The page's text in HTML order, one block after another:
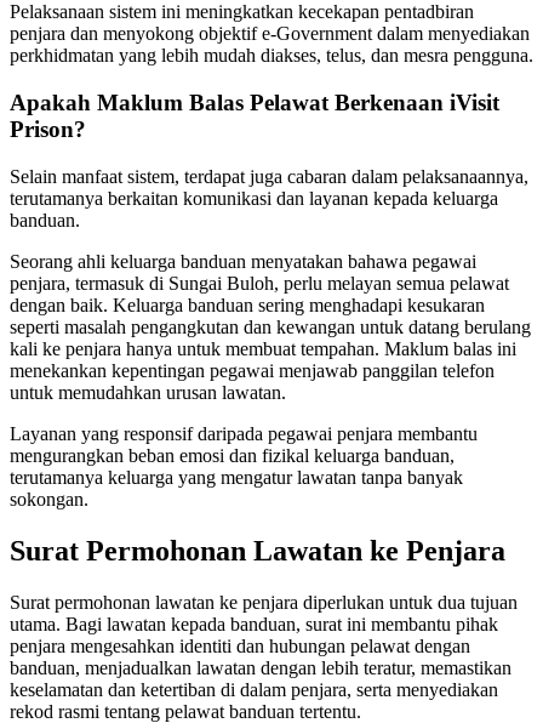
Pelaksanaan sistem ini meningkatkan kecekapan pentadbiran
penjara dan menyokong objektif e-Government dalam menyediakan
perkhidmatan yang lebih mudah diakses, telus, dan mesra pengguna.
Apakah Maklum Balas Pelawat Berkenaan iVisit
Prison?
Selain manfaat sistem, terdapat juga cabaran dalam pelaksanaannya,
terutamanya berkaitan komunikasi dan layanan kepada keluarga
banduan.
Seorang ahli keluarga banduan menyatakan bahawa pegawai
penjara, termasuk di Sungai Buloh, perlu melayan semua pelawat
dengan baik. Keluarga banduan sering menghadapi kesukaran
seperti masalah pengangkutan dan kewangan untuk datang berulang
kali ke penjara hanya untuk membuat tempahan. Maklum balas ini
menekankan kepentingan pegawai menjawab panggilan telefon
untuk memudahkan urusan lawatan.
Layanan yang responsif daripada pegawai penjara membantu
mengurangkan beban emosi dan fizikal keluarga banduan,
terutamanya keluarga yang mengatur lawatan tanpa banyak
sokongan.
Surat Permohonan Lawatan ke Penjara
Surat permohonan lawatan ke penjara diperlukan untuk dua tujuan
utama. Bagi lawatan kepada banduan, surat ini membantu pihak
penjara mengesahkan identiti dan hubungan pelawat dengan
banduan, menjadualkan lawatan dengan lebih teratur, memastikan
keselamatan dan ketertiban di dalam penjara, serta menyediakan
rekod rasmi tentang pelawat banduan tertentu.